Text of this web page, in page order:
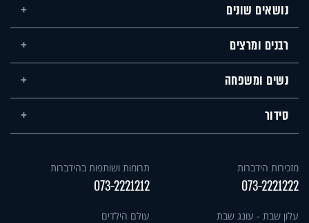
נושאים שונים
רבנים ומרצים
נשים ומשפחה
סידור
מזכירות הידברות
073-2221222
תרומות ושותפות בהידברות
073-2221212
עלון שבת - עונג שבת עולם הילדים